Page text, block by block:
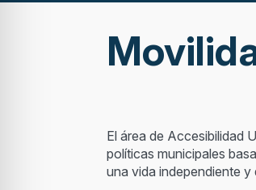
El área de Accesibilidad
políticas municipales
una vida independiente